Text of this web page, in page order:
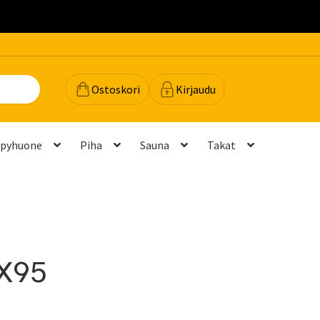
Ostoskori Kirjaudu
Piha Sauna
Takat
ja mittatilausratkaisut